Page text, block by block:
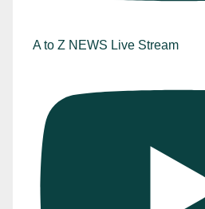
A to Z NEWS Live Stream